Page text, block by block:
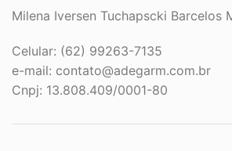
Milena Iversen Tuchapscki Barcelos
Celular: (62) 99263-7135
e-mail: contato@adegarm.com.br
Cnpj: 13.808.409/0001-80